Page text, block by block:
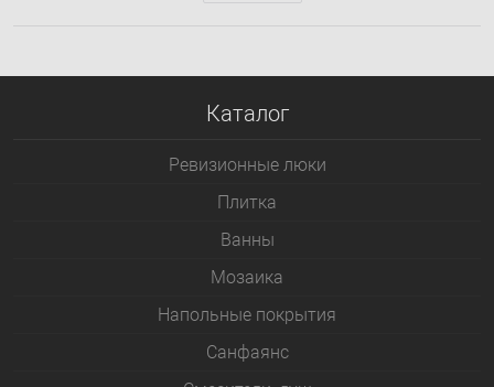
Каталог
Ревизионные люки
Плитка
Bанны
Мозаика
Напольные покрытия
Санфаянс